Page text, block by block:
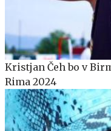
Kristjan Čeh bo v
Rima 2024